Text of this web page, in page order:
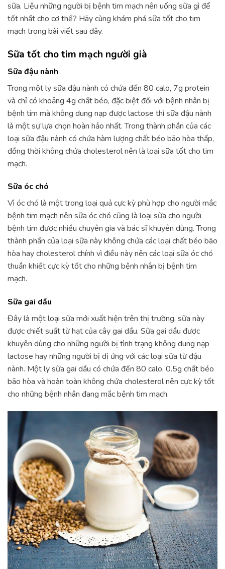
sữa. Liệu những người bị bệnh tim mạch nên uống sữa gì để
tốt nhất cho cơ thể? Hãy cùng khám phá sữa tốt cho tim
mạch trong bài viết sau đây.
Sữa tốt cho tim mạch người già
Sữa đậu nành
Trong một ly sữa đậu nành có chứa đến 80 calo, 7g protein
và chỉ có khoảng 4g chất béo, đặc biệt đối với bệnh nhân bị
bệnh tim mà không dung nạp được lactose thì sữa đậu nành
là một sự lựa chọn hoàn hảo nhất. Trong thành phần của các
loại sữa đậu nành có chứa hàm lượng chất béo bão hòa thấp,
đồng thời không chứa cholesterol nên là loại sữa tốt cho tim
mạch.
Sữa óc chó
Vì óc chó là một trong loại quả cực kỳ phù hợp cho người mắc
bệnh tim mạch nên sữa óc chó cũng là loại sữa cho người
bệnh tim được nhiều chuyên gia và bác sĩ khuyên dùng. Trong
thành phần của loại sữa này không chứa các loại chất béo bão
hòa hay cholesterol chính vì điều này nên các loại sữa óc chó
thuần khiết cực kỳ tốt cho những bệnh nhân bị bệnh tim
mạch.
Sữa gai dầu
Đây là một loại sữa mới xuất hiện trên thị trường, sữa này
được chiết suất từ hạt của cây gai dầu. Sữa gai dầu được
khuyên dùng cho những người bị tình trạng không dung nạp
lactose hay những người bị dị ứng với các loại sữa từ đậu
nành. Một ly sữa gai dầu có chứa đến 80 calo, 0.5g chất béo
bão hòa và hoàn toàn không chứa cholesterol nên cực kỳ tốt
cho những bệnh nhân đang mắc bệnh tim mạch.